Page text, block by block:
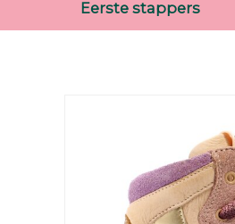
Eerste stappers